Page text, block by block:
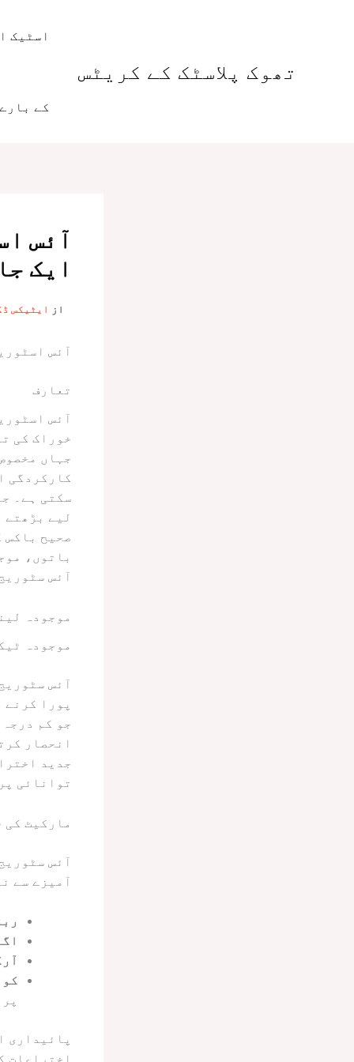
تھوک پلاسٹک کے کریٹس
اسٹیک
کے
آئس
ایک
از ایٹیکس
آئس
تعارف
آئس
خوراک کی
جہاں
کارکردگی
سکتی ہے۔
لیے
صحیح باکس
باتوں،
آئس
موجودہ
موجودہ
آئس
پورا
جو کم
جدید
توانائی
مارکیٹ کی
آئس
آمیزے سے
پائیداری
اختراعات